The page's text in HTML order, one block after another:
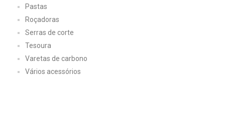
Pastas
Roçadoras
Serras de corte
Tesoura
Varetas de carbono
Vários acessórios